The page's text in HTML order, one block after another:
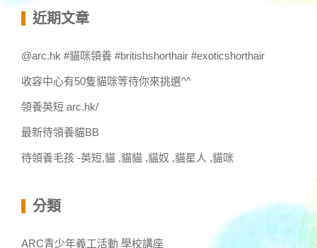
鍵 近期文章
@arc.hk #貓咪領養 #britishshorthair #exoticshorthair
收容中心有50隻貓咪等待你來挑選^^
領養英短 arc.hk/
最新待領養貓BB
待領養毛孩 -英短,貓 ,貓貓 ,貓奴 ,貓星人 ,貓咪
分類
ARC青少年義工活動 學校講座